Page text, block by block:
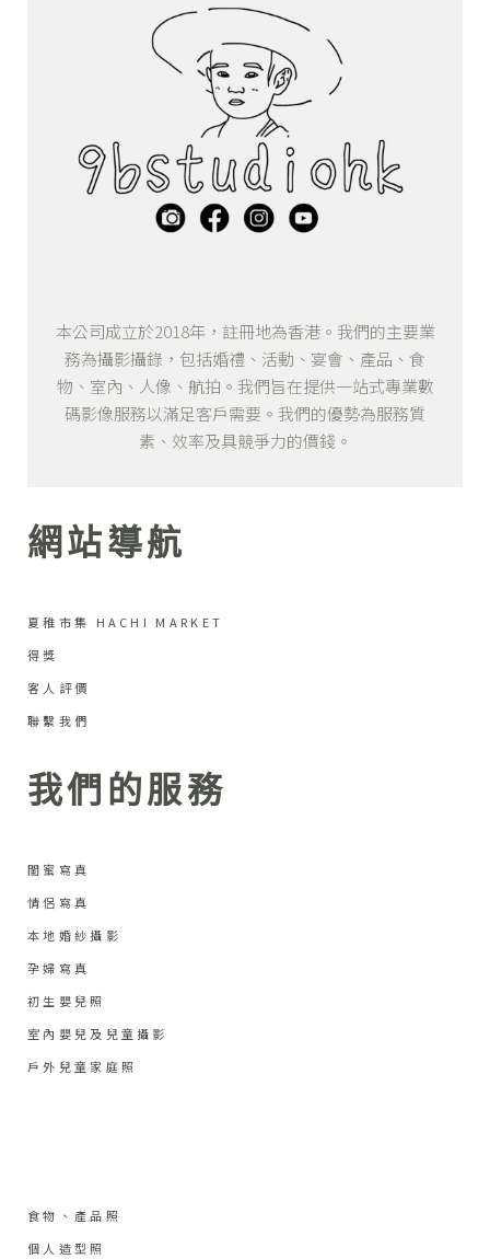
本公司成立於2018年，註冊地為香港。我們的主要業
務為攝影攝錄，包括婚禮、活動、宴會、產品、食
物、室內、人像、航拍。我們旨在提供一站式專業數
碼影像服務以滿足客戶需要。我們的優勢為服務質
素、效率及具競爭力的價錢。
網站導航
夏稚市集 HACHI MARKET
得獎
客人評價
聯繫我們
我們的服務
閨蜜寫真
情侶寫真
本地婚紗攝影
孕婦寫真
初生嬰兒照
室內嬰兒及兒童攝影
戶外兒童家庭照
食物、產品照
個人造型照